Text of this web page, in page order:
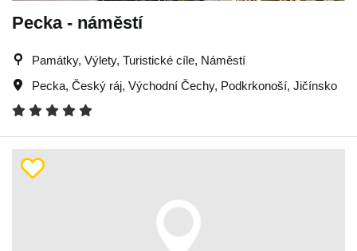
Pecka - náměstí
Památky, Výlety, Turistické cíle, Náměstí
Pecka, Český ráj, Východní Čechy, Podkrkonoší, Jičínsko